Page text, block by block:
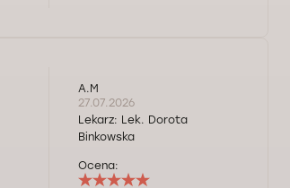
A.M
27.07.2026
Lekarz: Lek. Dorota
Binkowska
Ocena: